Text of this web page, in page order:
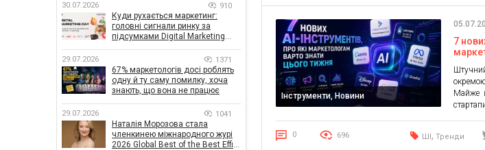
вони
[…]
Інструменти, Новини
7
Майже
0 696 ШІ, Тренди
30.07.2026 910
Куди рухається маркетинг:
головні сигнали ринку за
підсумками Digital Marketing
29.07.2026 1371
67% маркетологів досі роблять
одну й ту саму помилку, хоча
знають, що вона не працює
29.07.2026 1041
Наталія Морозова стала
членкинею міжнародного журі
2026 Global Best of the Best Effie